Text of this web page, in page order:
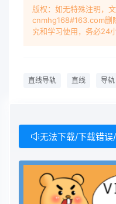
版权：如无特殊注明，
cnmhg168#163.com删
究和学习使用，务必24
直线导轨 直线 导轨
无法下载/下载错